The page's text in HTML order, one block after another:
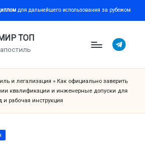
для дальнейшего использования за рубежом
ТОП
Telegram
и легализация » Как официально заверить
квалификации и инженерные допуски для
рабочая инструкция